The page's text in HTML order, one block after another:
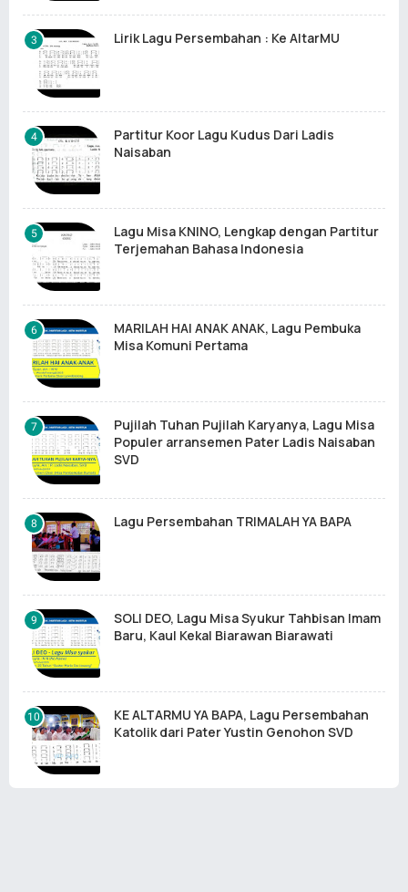
Lirik Lagu Persembahan : Ke AltarMU
Partitur Koor Lagu Kudus Dari Ladis
Naisaban
Lagu Misa KNINO, Lengkap dengan Partitur
Terjemahan Bahasa Indonesia
MARILAH HAI ANAK ANAK, Lagu Pembuka
Misa Komuni Pertama
Pujilah Tuhan Pujilah Karyanya, Lagu Misa
Populer arransemen Pater Ladis Naisaban
SVD
Lagu Persembahan TRIMALAH YA BAPA
SOLI DEO, Lagu Misa Syukur Tahbisan Imam
Baru, Kaul Kekal Biarawan Biarawati
KE ALTARMU YA BAPA, Lagu Persembahan
Katolik dari Pater Yustin Genohon SVD